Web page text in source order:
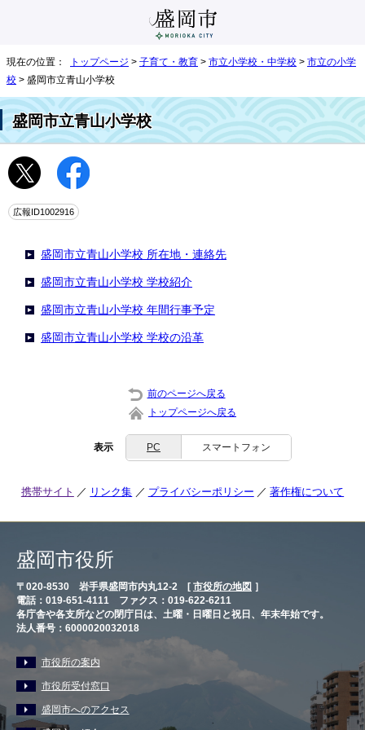
現在の位置： トップページ > 子育て・教育 > 市立小学校・中学校 > 市立の小学
校 > 盛岡市立青山小学校
盛岡市立青山小学校
広報ID1002916
盛岡市立青山小学校 所在地・連絡先
盛岡市立青山小学校 学校紹介
盛岡市立青山小学校 年間行事予定
盛岡市立青山小学校 学校の沿革
前のページへ戻る
トップページへ戻る
表示 PC スマートフォン
携帯サイト リンク集 プライバシーポリシー 著作権について
盛岡市役所
〒020-8530 岩手県盛岡市内丸12-2 [ 市役所の地図 ］
電話：019-651-4111 ファクス：019-622-6211
各庁舎や各支所などの閉庁日は、土曜・日曜日と祝日、年末年始です。
法人番号：6000020032018
市役所の案内
市役所受付窓口
盛岡市へのアクセス